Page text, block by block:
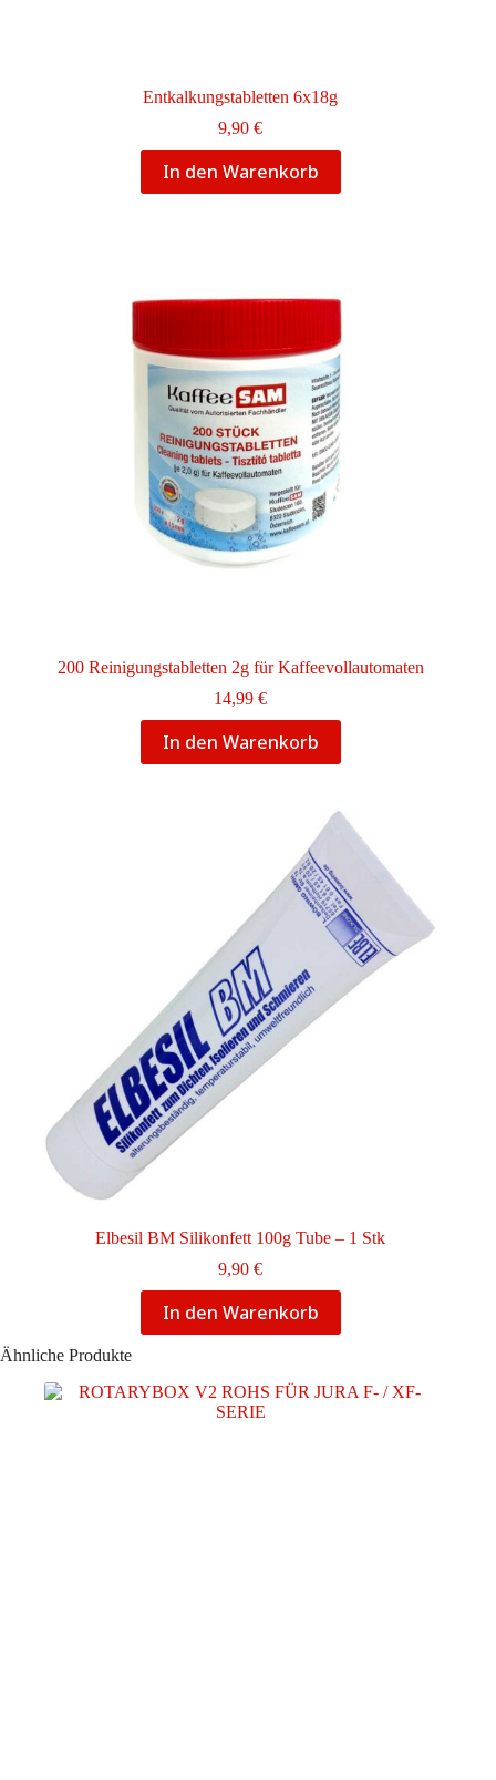
Entkalkungstabletten 6x18g
9,90€
In den Warenkorb
200 Reinigungstabletten 2g für Kaffeevollautomaten
14,99€
In den Warenkorb
Elbesil BM Silikonfett 100g Tube – 1 Stk
9,90€
In den Warenkorb
Ähnliche Produkte